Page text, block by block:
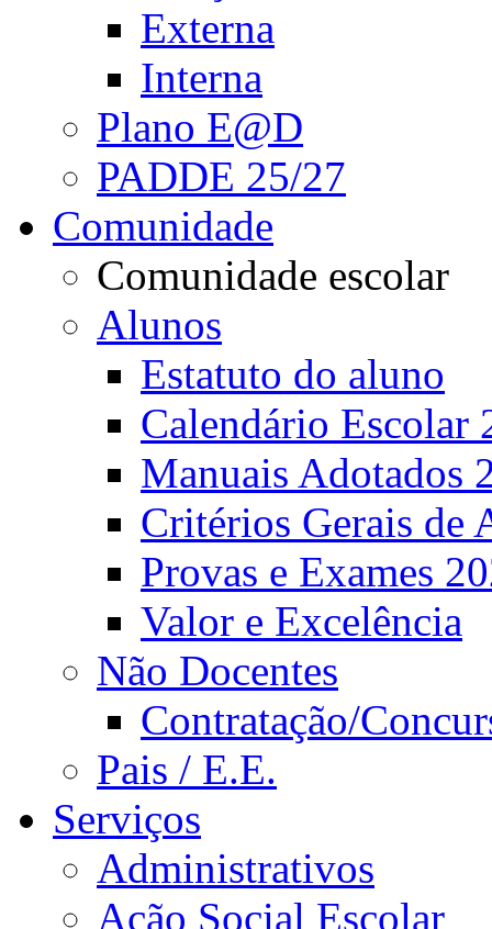
Externa
Interna
Plano E@D
PADDE 25/27
Comunidade
Comunidade escolar
Alunos
Estatuto do aluno
Calendário Escolar
Manuais Adotados
Critérios Gerais de
Provas e Exames
Valor e Excelência
Não Docentes
Contratação/
Pais / E.E.
Serviços
Administrativos
Ação Social Escolar